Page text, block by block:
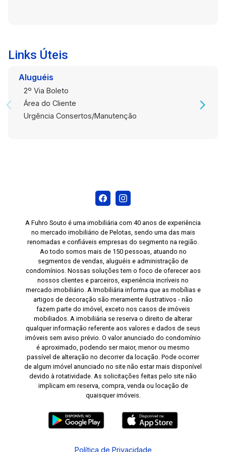
15:30
16:00
19:00
uma oportunidade única no Centro de Pelotas,
para atender a diferentes necessidades!
Links Úteis
Aluguéis
2º Via Boleto
Área do Cliente
Urgência Consertos/Manutenção
A Fuhro Souto é uma imobiliária com 40 anos de experiência
no mercado imobiliário de Pelotas, sendo uma das mais
renomadas e confiáveis empresas do segmento na região.
Ao todo somos mais de 150 pessoas, atuando no
segmentos de vendas, aluguéis e administração de
condomínios. Nossas soluções tem o foco de oferecer aos
nossos clientes e parceiros, experiência incríveis no
mercado imobiliário. A Imobiliária informa que as mobílias e
artigos de decoração são meramente ilustrativos - não
fazem parte do imóvel, exceto nos casos de imóveis
mobiliados. A imobiliária se reserva o direito de alterar
qualquer informação referente aos valores e dados de seus
imóveis sem aviso prévio. O valor anunciado do condomínio
é aproximado, podendo ser maior, menor ou mesmo
passível de alteração no decorrer da locação. Pode ocorrer
de algum imóvel anunciado no site não estar mais disponível
devido à rotatividade. As solicitações feitas pelo site não
implicam em reserva, compra, venda ou locação de
quaisquer imóveis.
Política de Privacidade